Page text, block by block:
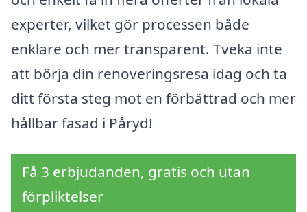
experter, vilket gör processen både
enklare och mer transparent. Tveka inte
att börja din renoveringsresa idag och ta
ditt första steg mot en förbättrad och mer
hållbar fasad i Påryd!
Få 3 erbjudanden, gratis och utan
förpliktelser